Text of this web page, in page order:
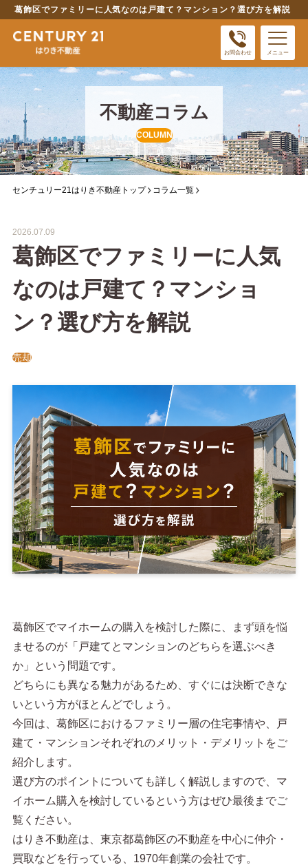
葛飾区でファミリーに人気なのは戸建て？マンション？選び方を解説
お問合わせ メニュー
不動産コラム
COLUMN
センチュリー21はりき不動産トップ コラム一覧
2026.07.09
葛飾区でファミリーに人気
なのは戸建て？マンショ
ン？選び方を解説
売却
葛飾区でマイホームの購入を検討した際に、まず頭を悩
ませるのが「戸建てとマンションのどちらを選ぶべき
か」という問題です。
どちらにも異なる魅力があるため、すぐには決断できな
いという方がほとんどでしょう。
今回は、葛飾区におけるファミリー層の住宅事情や、戸
建て・マンションそれぞれのメリット・デメリットをご
紹介します。
選び方のポイントについても詳しく解説しますので、マ
イホーム購入を検討しているという方はぜひ最後までご
覧ください。
はりき不動産は、東京都葛飾区の不動産を中心に仲介・
買取などを行っている、1970年創業の会社です。